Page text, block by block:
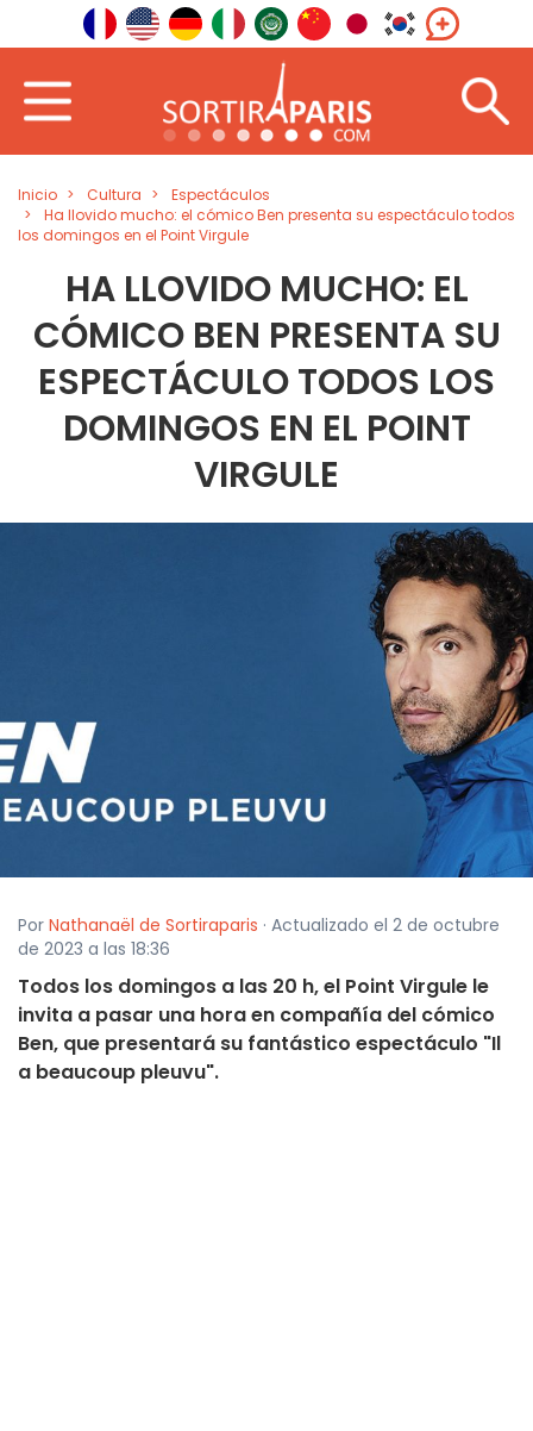
Inicio Cultura
Espectáculos
Ha llovido mucho: el cómico Ben presenta su espectáculo todos
los domingos en el Point Virgule
HA LLOVIDO MUCHO: EL
CÓMICO BEN PRESENTA SU
ESPECTÁCULO TODOS LOS
DOMINGOS EN EL POINT
VIRGULE
Por Nathanaël de Sortiraparis · Actualizado el 2 de octubre
de 2023 a las 18:36
Todos los domingos a las 20 h, el Point Virgule le
invita a pasar una hora en compañía del cómico
Ben, que presentará su fantástico espectáculo "Il
a beaucoup pleuvu".